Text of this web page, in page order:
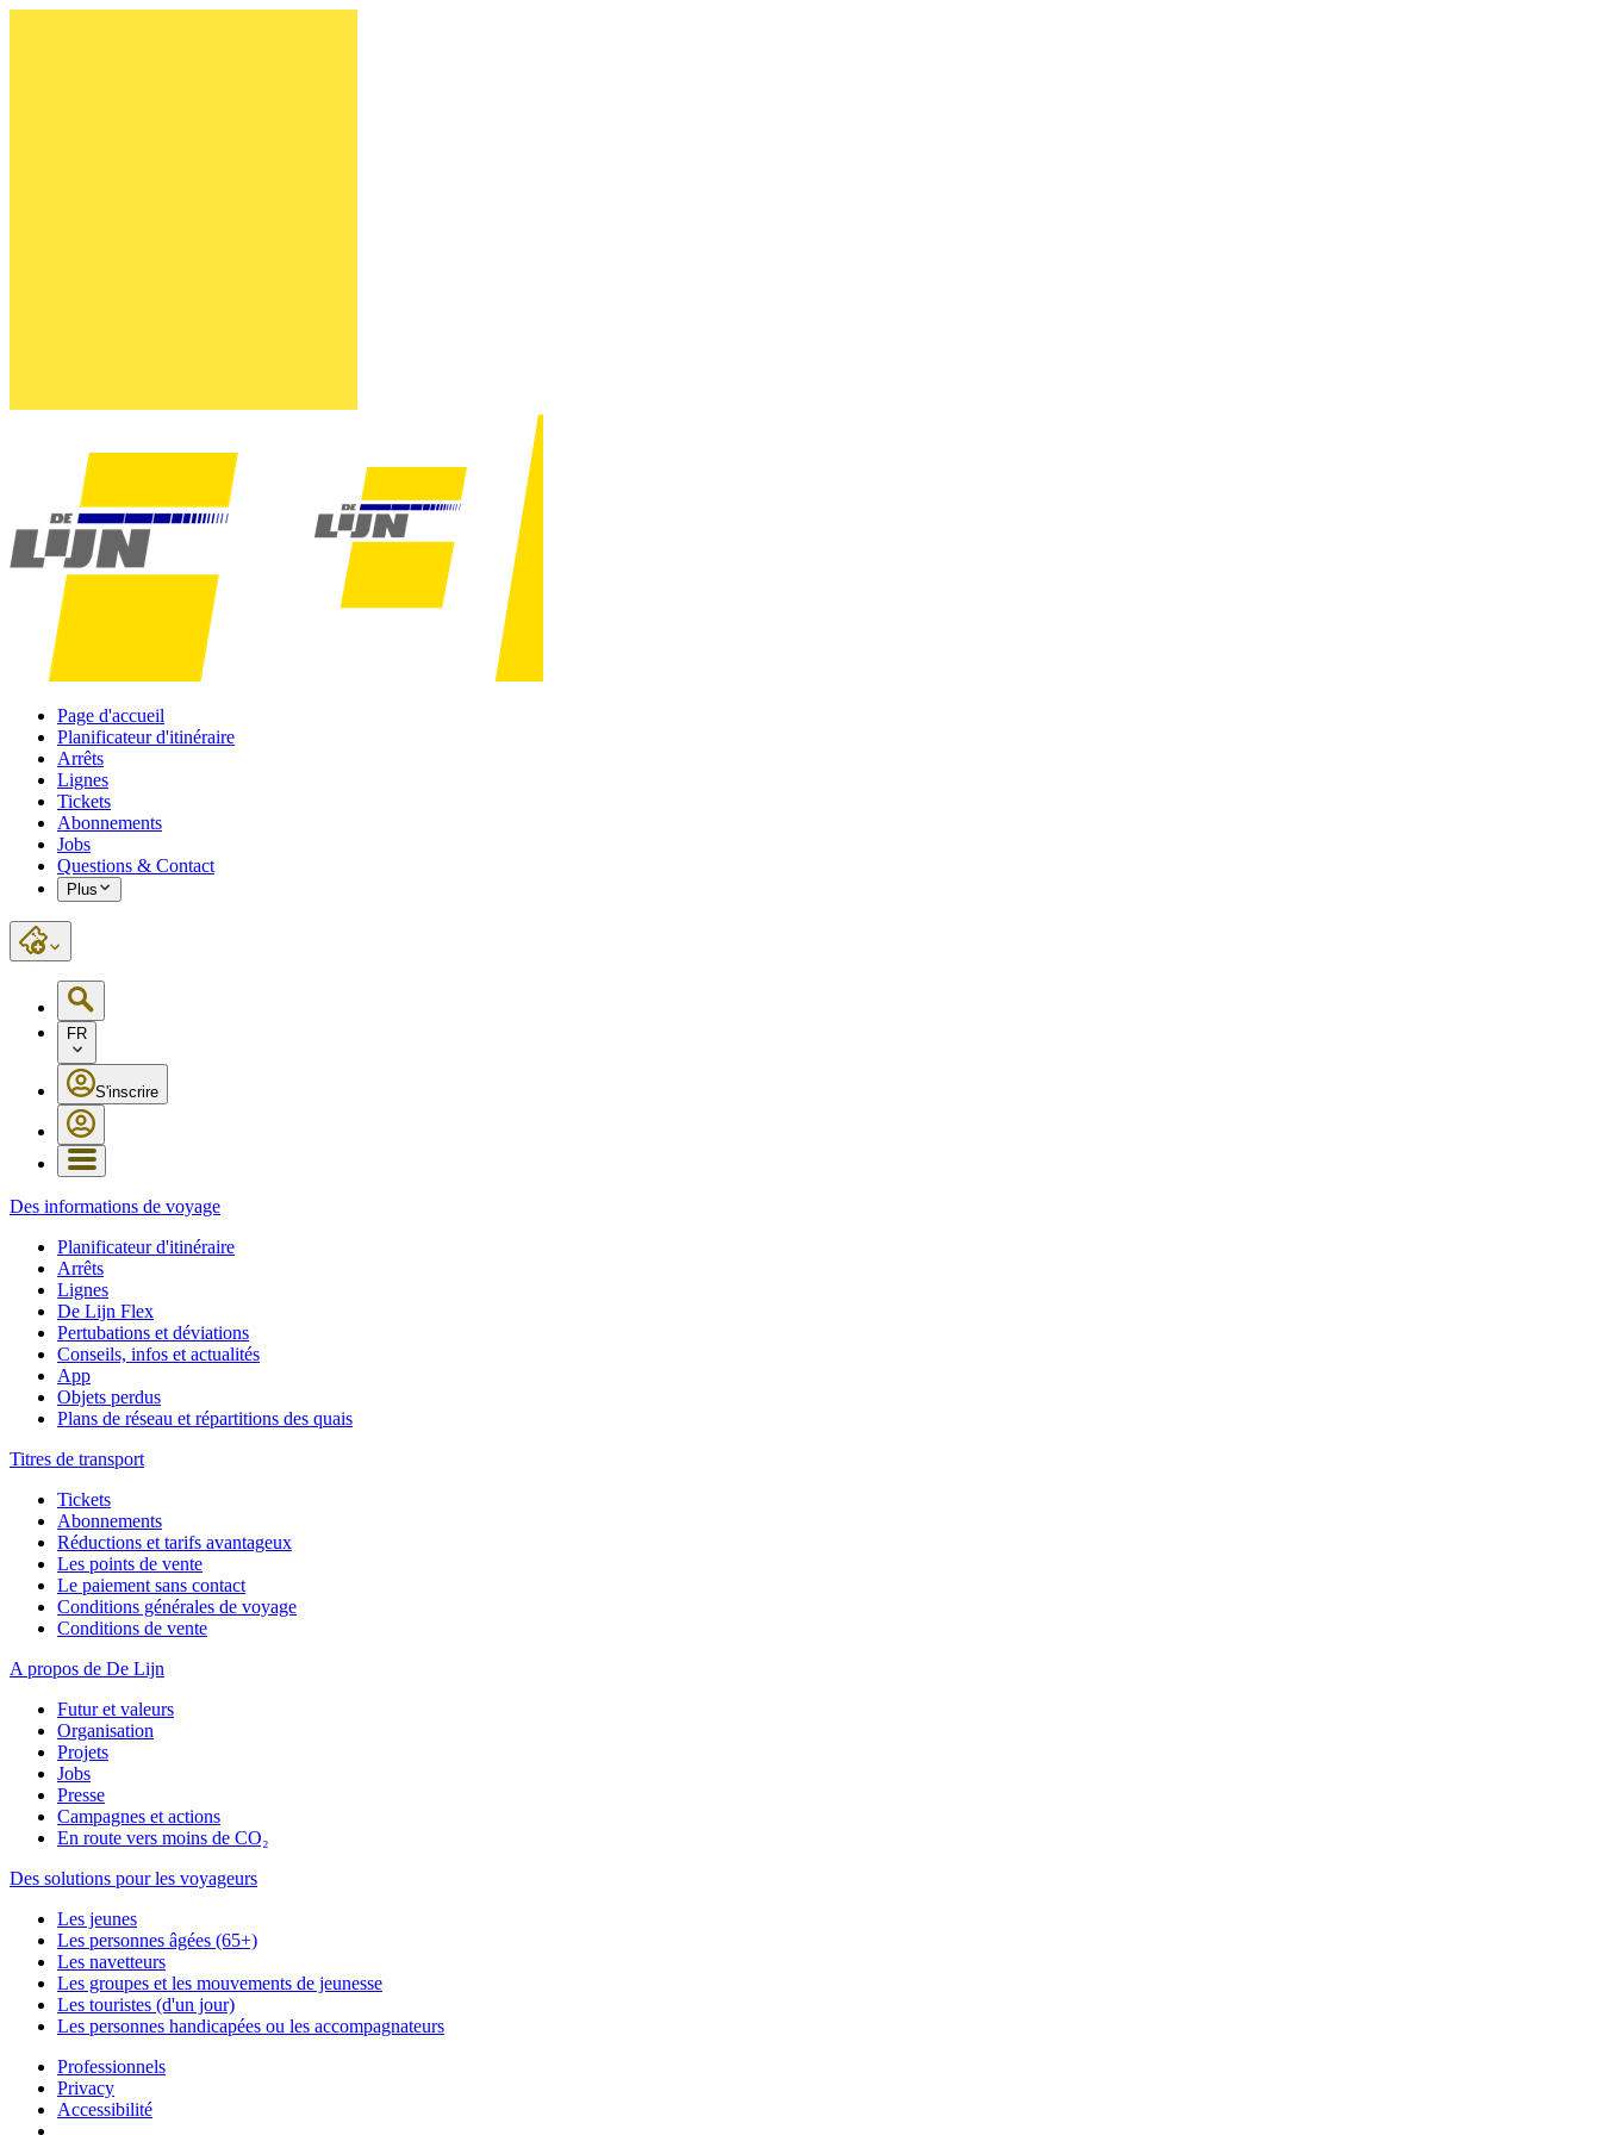
Page d'accueil
Planificateur d'itinéraire
Arrêts
Lignes
Tickets
Abonnements
Jobs
Questions & Contact
Plus
FR
S'inscrire
Des informations de voyage
Planificateur d'itinéraire
Arrêts
Lignes
De Lijn Flex
Pertubations et déviations
Conseils, infos et actualités
App
Objets perdus
Plans de réseau et répartitions des quais
Titres de transport
Tickets
Abonnements
Réductions et tarifs avantageux
Les points de vente
Le paiement sans contact
Conditions générales de voyage
Conditions de vente
A propos de De Lijn
Futur et valeurs
Organisation
Projets
Jobs
Presse
Campagnes et actions
En route vers moins de CO₂
Des solutions pour les voyageurs
Les jeunes
Les personnes âgées (65+)
Les navetteurs
Les groupes et les mouvements de jeunesse
Les touristes (d'un jour)
Les personnes handicapées ou les accompagnateurs
Professionnels
Privacy
Accessibilité